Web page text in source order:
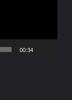
00:34